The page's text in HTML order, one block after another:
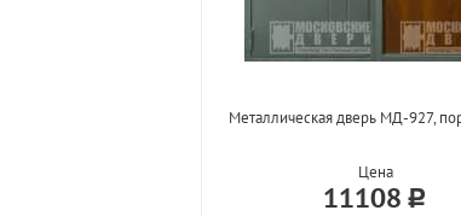
Металлическая дверь МД-927,
Цена
11108